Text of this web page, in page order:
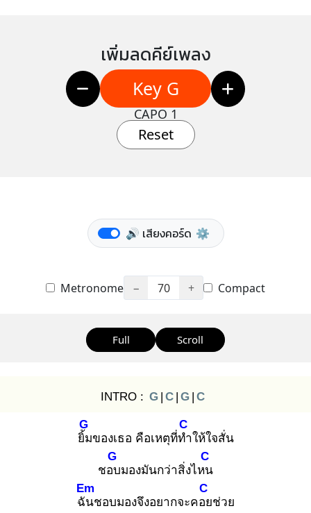
เพิ่มลดคีย์เพลง
Key G
CAPO 1
Reset
🔊 เสียงคอร์ด ⚙️
Metronome − 70 + Compact
Full Scroll
INTRO : G | C | G | C
ยิ้ม
G
ของเธอ คือเหตุที่ทำ
C
ให้ใจสั่น
ชอบ
G
มองมันกว่าสิ่งไหน
C
ฉัน
Em
ชอบมองจึงอยากจะคอย
C
ช่วย